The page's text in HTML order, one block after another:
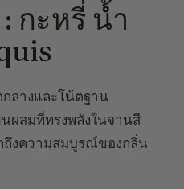
กะหรี่ น้ำ
ลางและโน้ตฐาน
ผสมที่ทรงพลังในจานสี
ถึงความสมบูรณ์ของกลิ่น